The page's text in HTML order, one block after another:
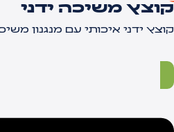
קוצץ משיכה ידני
קוצץ ידני איכותי עם מנגנון